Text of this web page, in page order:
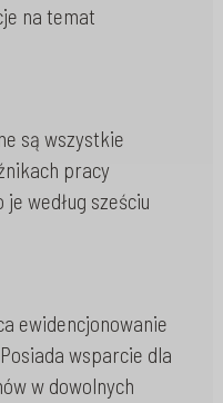
na temat
są wszystkie
pracy
według sześciu
ewidencjonowanie
wsparcie dla
w dowolnych